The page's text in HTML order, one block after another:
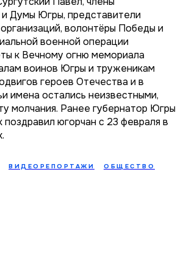
и Думы Югры, представители
волонтёры Победы и
военной операции
к Вечному огню мемориала
воинов Югры и труженикам
героев Отечества и в
имена остались неизвестными,
молчания. Ранее губернатор Югры
поздравил югорчан с 23 февраля в
ВИДЕОРЕПОРТАЖИ ОБЩЕСТВО